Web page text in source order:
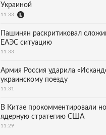
Украиной
11:33
Пашинян раскритиковал
ЕАЭС ситуацию
11:33
Армия Россия ударила
украинскому поезду
11:31
В Китае прокомментировали
ядерную стратегию США
11:29